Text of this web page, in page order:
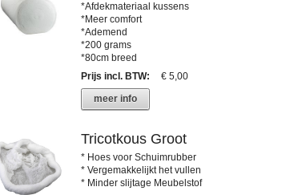
*Afdekmateriaal kussens
*Meer comfort
*Ademend
*200 grams
*80cm breed
Prijs incl. BTW:
€ 5,00
meer info
Tricotkous Groot
* Hoes voor Schuimrubber
* Vergemakkelijkt het vullen
* Minder slijtage Meubelstof